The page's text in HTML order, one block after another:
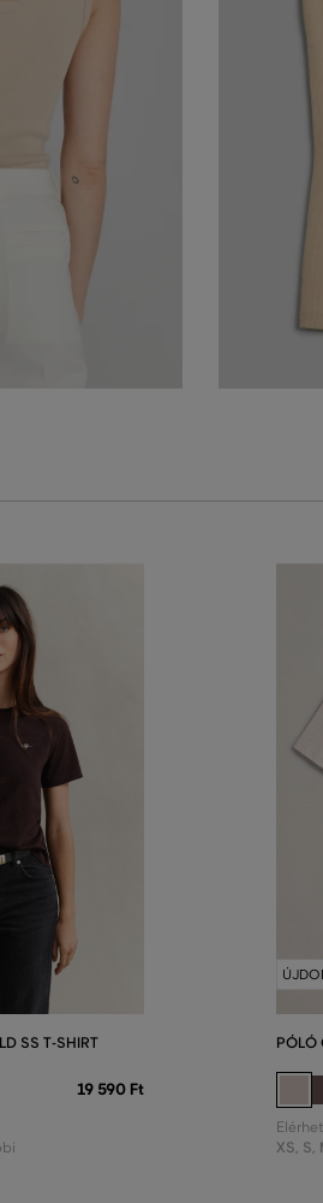
SS T-SHIRT
19 590 Ft
PÓLÓ
XS, S,